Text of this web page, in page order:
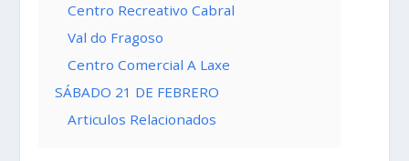
Centro Recreativo Cabral
Val do Fragoso
Centro Comercial A Laxe
SÁBADO 21 DE FEBRERO
Articulos Relacionados